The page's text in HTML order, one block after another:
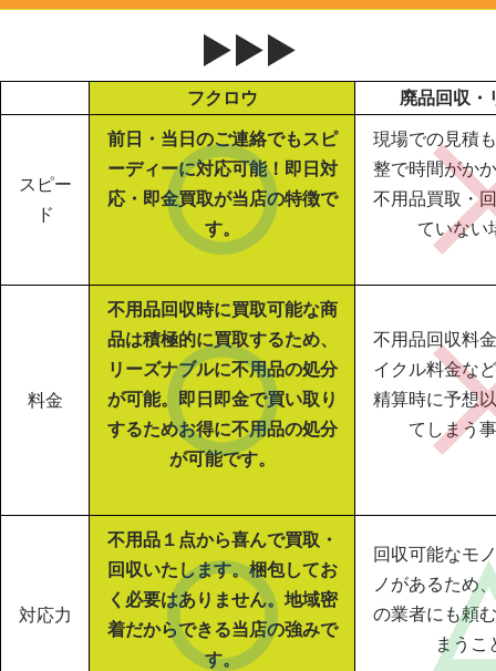
▶▶▶
フクロウ 廃品回収・
スピー
ド
前日・当日のご連絡でもスピ
ーディーに対応可能！即日対
応・即金買取が当店の特徴で
す。
現場での見積
整で時間がか
不用品買取・
ていない
料金
不用品回収時に買取可能な商
品は積極的に買取するため、
リーズナブルに不用品の処分
が可能。即日即金で買い取り
するためお得に不用品の処分
が可能です。
不用品回収料
イクル料金な
精算時に予想
てしまう
対応力
不用品１点から喜んで買取・
回収いたします。梱包してお
く必要はありません。地域密
着だからできる当店の強みで
す。
回収可能なモ
ノがあるため
の業者にも頼
まうこ